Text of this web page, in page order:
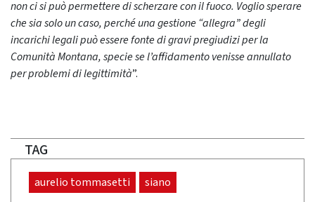
non ci si può permettere di scherzare con il fuoco. Voglio sperare
che sia solo un caso, perché una gestione “allegra” degli
incarichi legali può essere fonte di gravi pregiudizi per la
Comunità Montana, specie se l’affidamento venisse annullato
per problemi di legittimità”.
TAG
aurelio tommasetti siano